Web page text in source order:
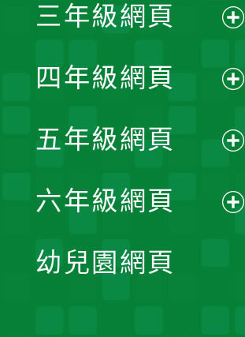
選
單
開
選
單
三年級網頁
開
選
單
四年級網頁
開
選
五年級網頁
開
六年級網頁
幼兒園網頁